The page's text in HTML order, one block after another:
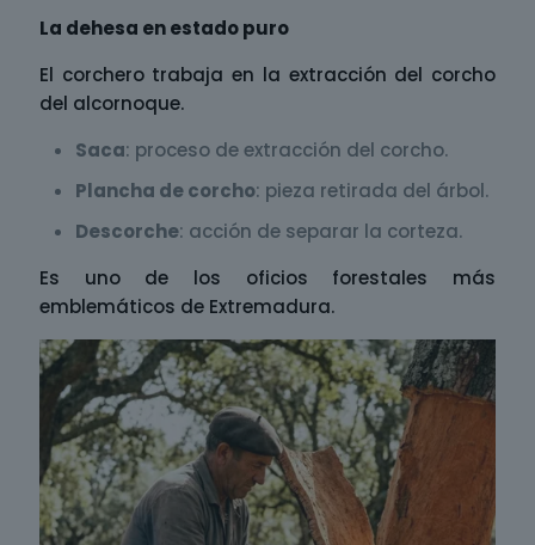
La dehesa en estado puro
El corchero trabaja en la extracción del corcho
del alcornoque.
Saca: proceso de extracción del corcho.
Plancha de corcho: pieza retirada del árbol.
Descorche: acción de separar la corteza.
Es uno de los oficios forestales más
emblemáticos de Extremadura.